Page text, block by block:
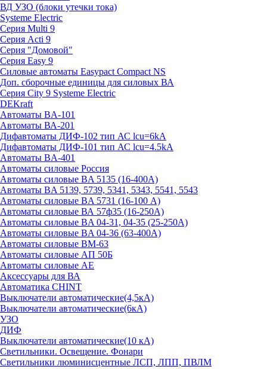
ВД УЗО (блоки утечки тока)
Systeme Electric
Серия Multi 9
Серия Acti 9
Серия "Домовой"
Серия Easy 9
Силовые автоматы Easypact Compact NS
Доп. сборочные единицы для силовых ВА
Серия City 9 Systeme Electric
DEKraft
Автоматы BA-101
Автоматы ВА-201
Дифавтоматы ДИФ-102 тип АС lcu=6kA
Дифавтоматы ДИФ-101 тип АС lcu=4.5kA
Автоматы BA-401
Автоматы силовые Россия
Автоматы силовые BA 5135 (16-400А)
Автоматы BA 5139, 5739, 5341, 5343, 5541, 5543
Автоматы силовые BA 5731 (16-100 А)
Автоматы силовые ВА 57ф35 (16-250А)
Автоматы силовые BA 04-31, 04-35 (25-250А)
Автоматы силовые BA 04-36 (63-400А)
Автоматы силовые ВМ-63
Автоматы силовые АП 50Б
Автоматы силовые АЕ
Аксессуары для ВА
Автоматика CHINT
Выключатели автоматические(4,5кА)
Выключатели автоматические(6кА)
УЗО
ДИФ
Выключатели автоматические(10 кА)
Светильники. Освещение. Фонари
Светильники люминисцентные ЛСП, ЛПП, ПВЛМ